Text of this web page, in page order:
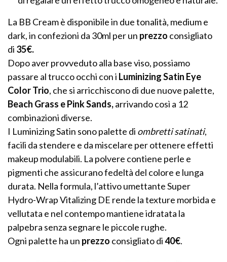
La BB Cream è disponibile in due tonalità, medium e
dark, in confezioni da 30ml per un prezzo consigliato
di 35€.
Dopo aver provveduto alla base viso, possiamo
passare al trucco occhi con i Luminizing Satin Eye
Color Trio, che si arricchiscono di due nuove palette,
Beach Grass e Pink Sands,arrivando così a 12
combinazioni diverse.
I Luminizing Satin sono palette di ombretti satinati,
facili da stendere e da miscelare per ottenere effetti
makeup modulabili. La polvere contiene perle e
pigmenti che assicurano fedeltà del colore e lunga
durata. Nella formula, l’attivo umettante Super
Hydro-Wrap Vitalizing DE rende la texture morbida e
vellutata e nel contempo mantiene idratata la
palpebra senza segnare le piccole rughe.
Ogni palette ha un prezzo consigliato di40€.